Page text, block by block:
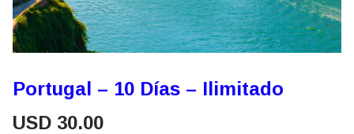
Portugal – 10 Días – Ilimitado
USD 30.00